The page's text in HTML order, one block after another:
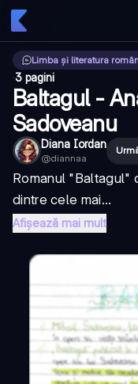
Limba și literatura
·3 pagini
Baltagul -
Sadoveanu
Diana Iordan
@diannaa
Romanul "Baltagul"
dintre cele mai...
Afișează mai mult